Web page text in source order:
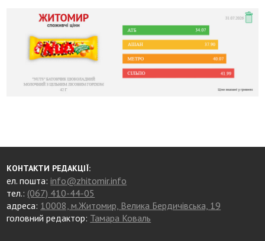
КОНТАКТИ РЕДАКЦІЇ:
ел. пошта:info@zhitomir.info
тел.: (067) 410-44-05
адреса: 10008, м.Житомир, Велика Бердичівська, 19
головний редактор: Тамара Коваль